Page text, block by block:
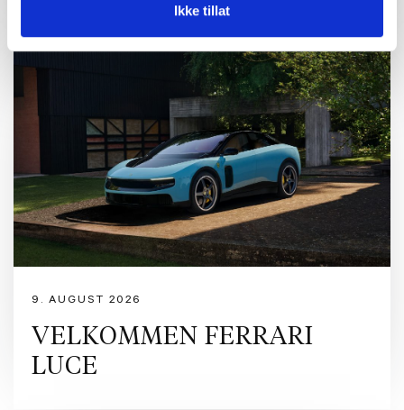
Ikke tillat
9. AUGUST 2026
VELKOMMEN FERRARI
LUCE